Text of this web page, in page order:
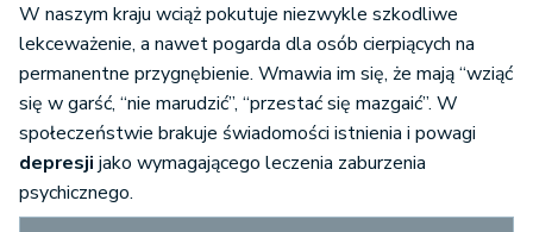
W naszym kraju wciąż pokutuje niezwykle szkodliwe
lekceważenie, a nawet pogarda dla osób cierpiących na
permanentne przygnębienie. Wmawia im się, że mają “wziąć
się w garść, “nie marudzić”, “przestać się mazgaić”. W
społeczeństwie brakuje świadomości istnienia i powagi
depresji jako wymagającego leczenia zaburzenia
psychicznego.